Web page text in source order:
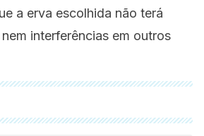
a erva escolhida não terá
interferências em outros
foram minuciosamente revisadas por